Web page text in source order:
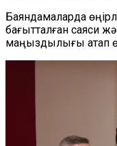
Баяндамаларда
бағытталған саяси
маңыздылығы атап